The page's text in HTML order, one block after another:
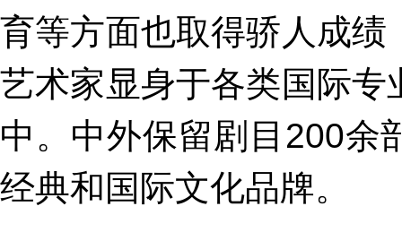
育等方面也取得骄人成
艺术家显身于各类国际
中。中外保留剧目200余
经典和国际文化品牌。